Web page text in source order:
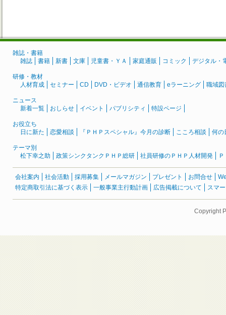
雑誌・書籍
雑誌
書籍 新書 文庫 児童書・ＹＡ 家庭通販 コミック デジタル・
研修・教材
人材育成
セミナー CD DVD・ビデオ 通信教育 eラーニング 職域図
ニュース
新着一覧
おしらせ イベント パブリシティ 特設ページ
お役立ち
日に新た
恋愛相談 『ＰＨＰスペシャル』今月の診断 こころ相談 何の
テーマ別
松下幸之助
政策シンクタンクＰＨＰ総研 社員研修のＰＨＰ人材開発
会社案内 社会活動 採用募集 メールマガジン プレゼント お問合せ
特定商取引法に基づく表示
一般事業主行動計画 広告掲載について スマ
Copyright